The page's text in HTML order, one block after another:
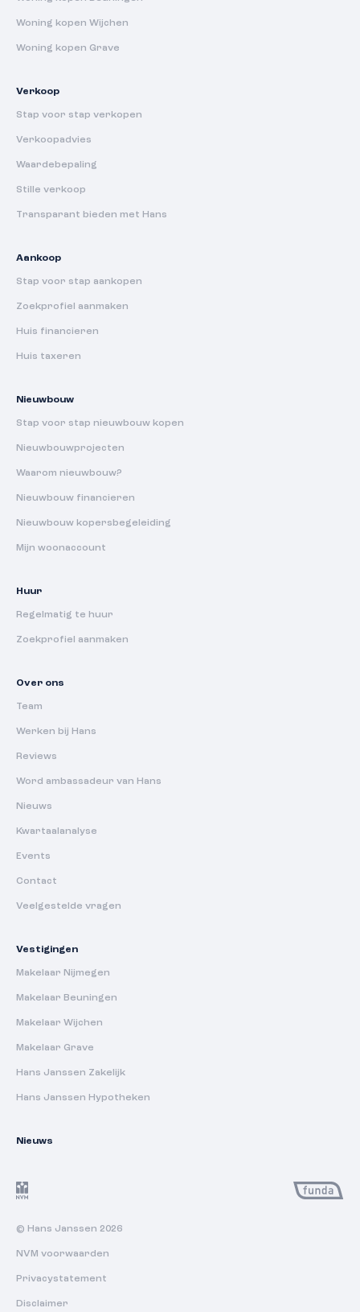
Woning kopen Wijchen
Woning kopen Grave
Verkoop
Stap voor stap verkopen
Verkoopadvies
Waardebepaling
Stille verkoop
Transparant bieden met Hans
Aankoop
Stap voor stap aankopen
Zoekprofiel aanmaken
Huis financieren
Huis taxeren
Nieuwbouw
Stap voor stap nieuwbouw kopen
Nieuwbouwprojecten
Waarom nieuwbouw?
Nieuwbouw financieren
Nieuwbouw kopersbegeleiding
Mijn woonaccount
Huur
Regelmatig te huur
Zoekprofiel aanmaken
Over ons
Team
Werken bij Hans
Reviews
Word ambassadeur van Hans
Nieuws
Kwartaalanalyse
Events
Contact
Veelgestelde vragen
Vestigingen
Makelaar Nijmegen
Makelaar Beuningen
Makelaar Wijchen
Makelaar Grave
Hans Janssen Zakelijk
Hans Janssen Hypotheken
Nieuws
© Hans Janssen 2026
NVM voorwaarden
Privacystatement
Disclaimer